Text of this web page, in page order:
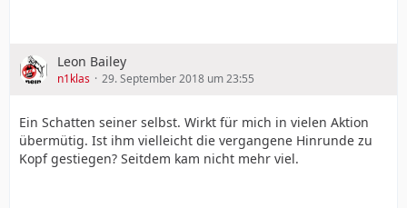
Leon Bailey
n1klas 29. September 2018 um 23:55
Ein Schatten seiner selbst. Wirkt für mich in vielen Aktion
übermütig. Ist ihm vielleicht die vergangene Hinrunde zu
Kopf gestiegen? Seitdem kam nicht mehr viel.